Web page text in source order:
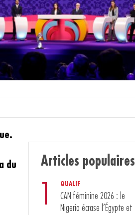
du
Articles populaires
QUALIF
CAN féminine 2026 : le
Nigeria écrase l’Égypte et